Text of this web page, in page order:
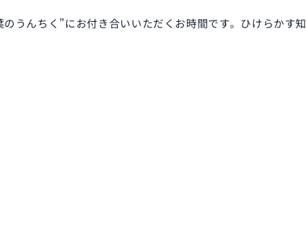
うんちく”にお付き合いいただくお時間です。ひけらかす知